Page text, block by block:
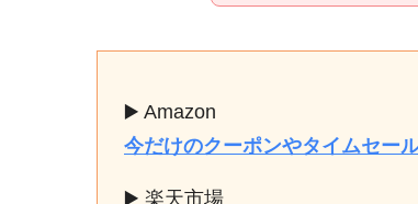
▶️ Amazon
今だけのクーポンやタイムセー
▶️ 楽天市場